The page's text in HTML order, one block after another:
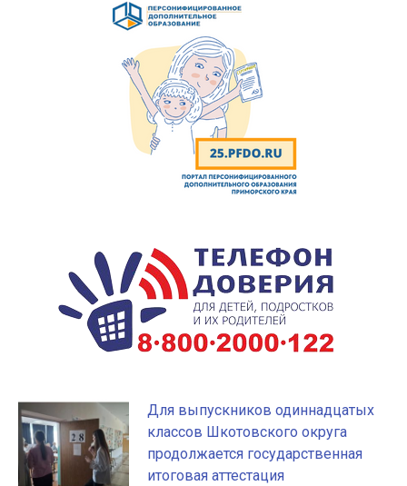
Для выпускников одиннадцатых
классов Шкотовского округа
продолжается государственная
итоговая аттестация